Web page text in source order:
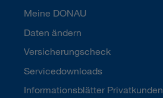
Meine DONAU
Daten ändern
Versicherungscheck
Servicedownloads
Informationsblätter Privatkunden